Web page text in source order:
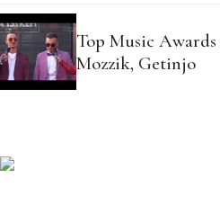
Top Music Awards
Mozzik, Getinjo